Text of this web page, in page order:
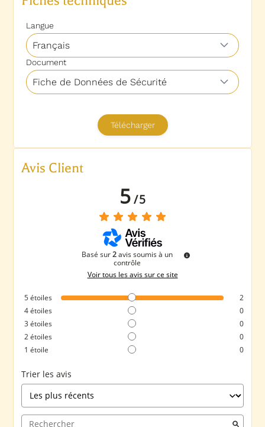
Avis Client
5/5
Basé sur2avis soumis à un
contrôle
Voir tous les avis sur ce site
5étoiles
2
4étoiles
0
3étoiles
0
2étoiles
0
1étoile 0
Trier les avis